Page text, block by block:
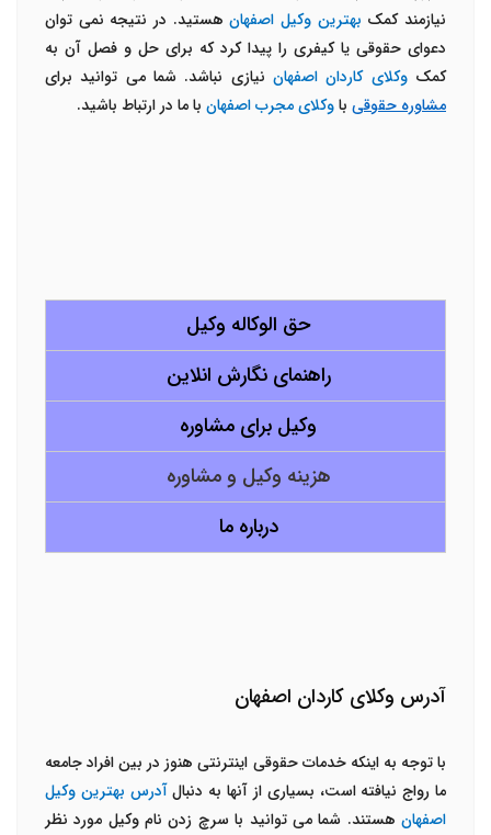
نیازمند کمک بهترین وکیل اصفهانهستید. در نتیجه نمی توان
دعوای حقوقی یا کیفری را پیدا کرد که برای حل و فصل آن به
کمکوکلای کاردان اصفهان نیازی نباشد. شما می توانید برای
مشاوره حقوقی باوکلای مجرب اصفهان با ما در ارتباط باشید.
حق الوکاله وکیل
راهنمای نگارش انلاین
وکیل برای مشاوره
هزینه وکیل و مشاوره
درباره ما
آدرس وکلای کاردان اصفهان
با توجه به اینکه خدمات حقوقی اینترنتی هنوز در بین افراد جامعه
ما رواج نیافته است، بسیاری از آنها به دنبالآدرس بهترین وکیل
اصفهان هستند. شما می توانید با سرچ زدن نام وکیل مورد نظر